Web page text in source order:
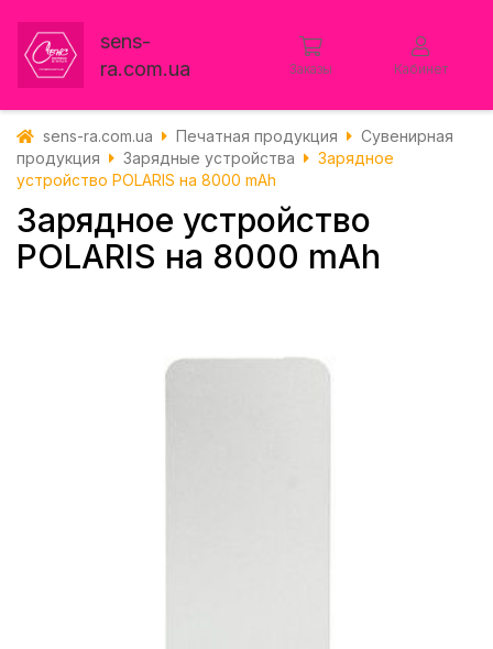
sens-
ra.com.ua
Заказы Кабинет
sens-ra.com.ua Печатная продукция
Сувенирная
продукция
Зарядные устройства
Зарядное
устройство POLARIS на 8000 mAh
Зарядное устройство
POLARIS на 8000 mAh